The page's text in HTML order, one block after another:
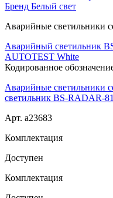
Бренд Белый свет
Аварийные светильники
Аварийный светильник
AUTOTEST White
Кодированное
Аварийные
светильник BS-RADAR-
Арт. a23683
Комплектация
Доступен
Комплектация